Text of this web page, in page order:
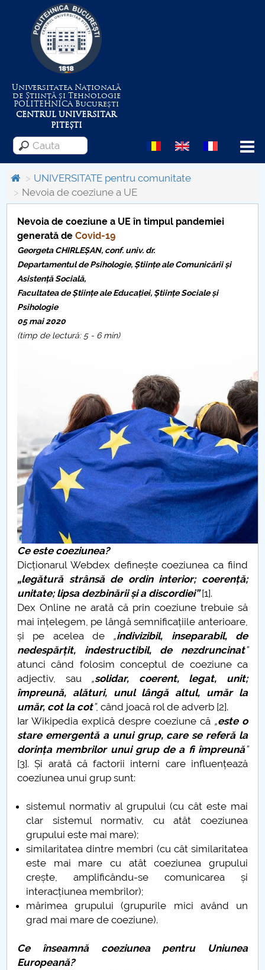
Universitatea Națională
de Știință și Tehnologie
POLITEHNICABucurești
CENTRUL UNIVERSITAR
PITEȘTI
Menu
Despre Universitate
Centrul de Management al Proiectelor
Consiliul de Administratie
Nr. de telefon si adrese Facultăți
Admitere
Studenți
Ghiduri pentru STUDENȚI
Relații Publice
Relații Internaționale
PNRR
Proiect PRIM STUD
Proiect SU-ETIC
Protecția datelor personale
UNIVERSITATE pentru comunitate
IOSUD/CSUD-Doctorate
Comisie de etica unversitară
Evenimente CUP
Accesibilitate pentru studenții cu dizabilități
Raportul Conducerii Centrului Universitar Pitești
privind implementarea Planului Operațional 2020-
2024
Parteneri CUP
Centrul de Consiliere și Orientare în Carieră
Chestionar angajabilitate ALUMNI – UPB
CAR2026
UNIVERSITATE pentru comunitate
Nevoia de coeziune a UE
Nevoia de coeziune a UE în timpul pandemiei
generată deCovid-19
Georgeta CHIRLEȘAN, conf. univ. dr.
Departamentul de Psihologie, Științe ale Comunicării și
Asistență Socială,
Facultatea de Științe ale Educației, Științe Sociale și
Psihologie
05 mai 2020
(timp de lectură: 5 - 6 min)
Ce este coeziunea?
Dicționarul Webdex definește coeziunea ca fiind
„legătură strânsă de ordin interior; coerență;
unitate; lipsa dezbinării și a discordiei”[1].
Dex Online ne arată că prin coeziune trebuie să
mai înțelegem, pe lângă semnificațiile anterioare,
și pe acelea de „indivizibil, inseparabil, de
nedespărțit, indestructibil, de nezdruncinat”
atunci când folosim conceptul de coeziune ca
adjectiv, sau „solidar, coerent, legat, unit;
împreună, alături, unul lângă altul, umăr la
umăr, cot la cot”, când joacă rol de adverb [2].
Iar Wikipedia explică despre coeziune că „este o
stare emergentă a unui grup, care se referă la
dorința membrilor unui grup de a fi împreună”
[3]. Și arată că factorii interni care influențează
coeziunea unui grup sunt:
sistemul normativ al grupului (cu cât este mai
clar sistemul normativ, cu atât coeziunea
grupului este mai mare);
similaritatea dintre membri (cu cât similaritatea
este mai mare cu atât coeziunea grupului
crește, amplificându-se comunicarea și
interacțiunea membrilor);
mărimea grupului (grupurile mici având un
grad mai mare de coeziune).
Ce înseamnă coeziunea pentru Uniunea
Europeană?